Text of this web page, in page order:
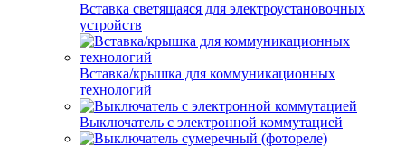
Вставка светящаяся для электроустановочных
устройств
Вставка/крышка для коммуникационных
технологий
Выключатель с электронной коммутацией